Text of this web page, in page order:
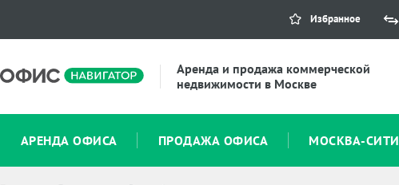
Избранное
Аренда и продажа коммерческой
недвижимости в Москве
АРЕНДА ОФИСА ПРОДАЖА ОФИСА МОСКВА-СИТИ